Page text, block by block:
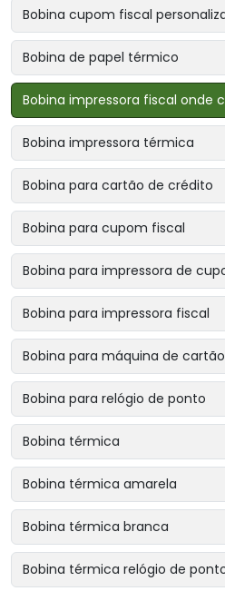
Bobina cupom fiscal
Bobina de papel térmico
Bobina impressora fiscal onde
Bobina impressora térmica
Bobina para cartão de crédito
Bobina para cupom fiscal
Bobina para impressora de
Bobina para impressora fiscal
Bobina para máquina de
Bobina para relógio de ponto
Bobina térmica
Bobina térmica amarela
Bobina térmica branca
Bobina térmica relógio de